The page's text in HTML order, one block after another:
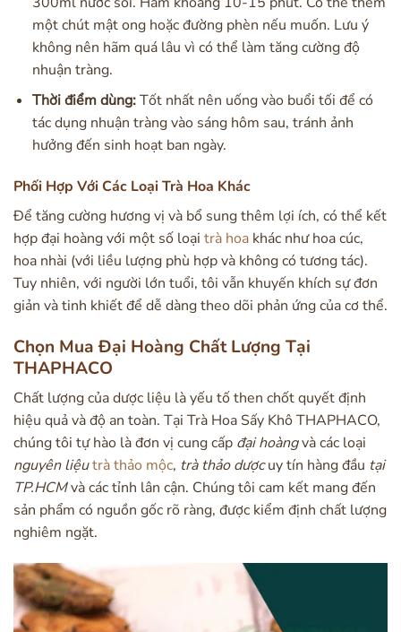
một chút mật ong hoặc đường phèn nếu muốn. Lưu ý
không nên hãm quá lâu vì có thể làm tăng cường độ
nhuận tràng.
Thời điểm dùng:Tốt nhất nên uống vào buổi tối để có
tác dụng nhuận tràng vào sáng hôm sau, tránh ảnh
hưởng đến sinh hoạt ban ngày.
Phối Hợp Với Các Loại Trà Hoa Khác
Để tăng cường hương vị và bổ sung thêm lợi ích, có thể kết
hợp đại hoàng với một số loại trà hoa khác như hoa cúc,
hoa nhài (với liều lượng phù hợp và không có tương tác).
Tuy nhiên, với người lớn tuổi, tôi vẫn khuyến khích sự đơn
giản và tinh khiết để dễ dàng theo dõi phản ứng của cơ thể.
Chọn Mua Đại Hoàng Chất Lượng Tại
THAPHACO
Chất lượng của dược liệu là yếu tố then chốt quyết định
hiệu quả và độ an toàn. Tại Trà Hoa Sấy Khô THAPHACO,
chúng tôi tự hào là đơn vị cung cấp đại hoàngvà các loại
nguyên liệutrà thảo mộc, trà thảo dượcuy tín hàng đầu tại
TP.HCMvà các tỉnh lân cận. Chúng tôi cam kết mang đến
sản phẩm có nguồn gốc rõ ràng, được kiểm định chất lượng
nghiêm ngặt.